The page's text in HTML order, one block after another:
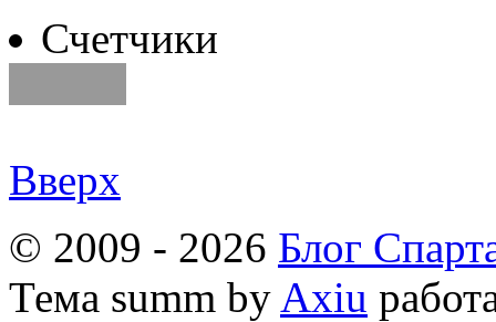
Счетчики
Вверх
© 2009 - 2026 Блог
Тема summ by Axiu